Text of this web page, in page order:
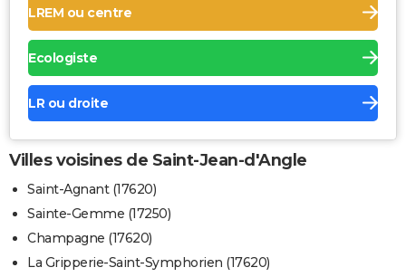
LREM ou centre
Ecologiste
LR ou droite
Villes voisines de Saint-Jean-d'Angle
Saint-Agnant (17620)
Sainte-Gemme (17250)
Champagne (17620)
La Gripperie-Saint-Symphorien (17620)